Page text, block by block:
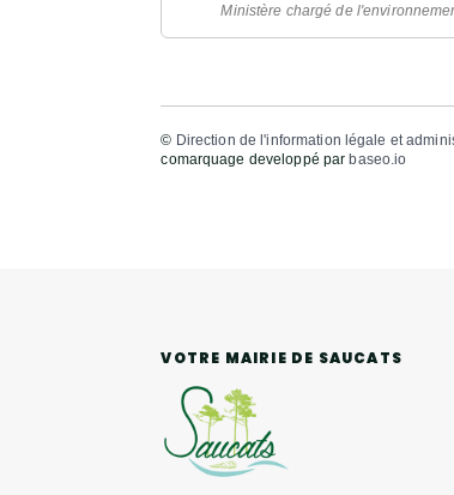
Ministère chargé de
© Direction de l'information légale et
comarquage developpé parbaseo.io
VOTRE MAIRIE DE SAUCATS